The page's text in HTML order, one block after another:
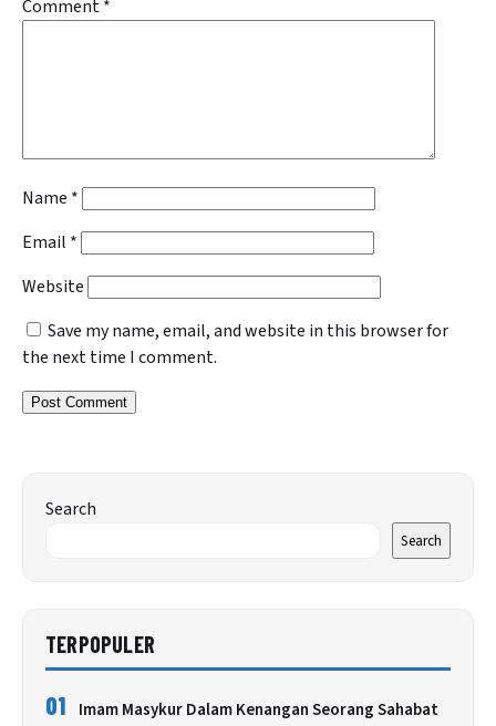
Comment*
Name *
Email *
Website
Save my name, email, and website in this browser for
the next time I comment.
Search
Search
TERPOPULER
01 Imam Masykur Dalam Kenangan Seorang Sahabat